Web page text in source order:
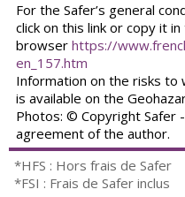
For the Safer’s general
click on this link or copy it
browser https://
en_157.htm
Information on the risks to
is available on the
Photos: © Copyright Safer
agreement of the author.
*HFS : Hors frais de Safer
*FSI : Frais de Safer inclus